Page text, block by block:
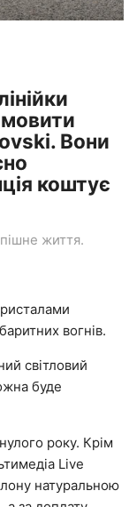
Вони
коштує
життя.
вогнів.
світловий
буде
року. Крім
Live
натуральною